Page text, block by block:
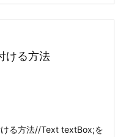
ける方法
る方法//Text textBox;を